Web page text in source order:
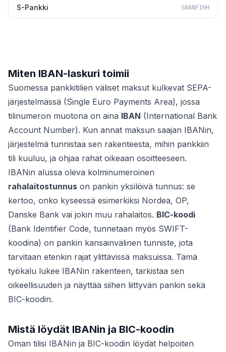
S-Pankki SBANFIHH
Miten IBAN-laskuri toimii
Suomessa pankkitilien väliset maksut kulkevat SEPA-
järjestelmässä (Single Euro Payments Area), jossa
tilinumeron muotona on aina IBAN (International Bank
Account Number). Kun annat maksun saajan IBANin,
järjestelmä tunnistaa sen rakenteesta, mihin pankkiin
tili kuuluu, ja ohjaa rahat oikeaan osoitteeseen.
IBANin alussa oleva kolminumeroinen
rahalaitostunnus on pankin yksilöivä tunnus: se
kertoo, onko kyseessä esimerkiksi Nordea, OP,
Danske Bank vai jokin muu rahalaitos. BIC-koodi
(Bank Identifier Code, tunnetaan myös SWIFT-
koodina) on pankin kansainvälinen tunniste, jota
tarvitaan etenkin rajat ylittävissä maksuissa. Tämä
työkalu lukee IBANin rakenteen, tarkistaa sen
oikeellisuuden ja näyttää siihen liittyvän pankin sekä
BIC-koodin.
Mistä löydät IBANin ja BIC-koodin
Oman tilisi IBANin ja BIC-koodin löydät helpoiten